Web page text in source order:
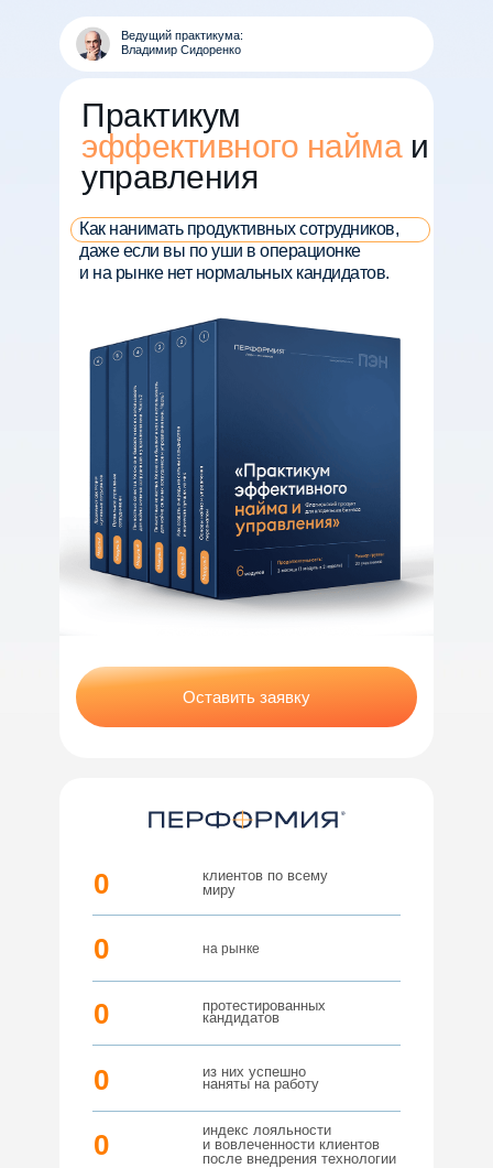
Ведущий практикума:
Владимир Сидоренко
Практикум
эффективного найма и
управления
Как нанимать продуктивных сотрудников,
даже если вы по уши в операционке
и на рынке нет нормальных кандидатов.
Оставить заявку
0
клиентов по всему
миру
0 протестированных
кандидатов
0 из них успешно
наняты на работу
0 на рынке
0
индекс лояльности
и вовлеченности клиентов
после внедрения технологии
Сколько человек у вас
+7
– +
решить?
ОСТАВЬТЕ ЗАЯВКУ, И МЫ
СКОРО С ВАМИ
СВЯЖЕМСЯ
Оставить заявку